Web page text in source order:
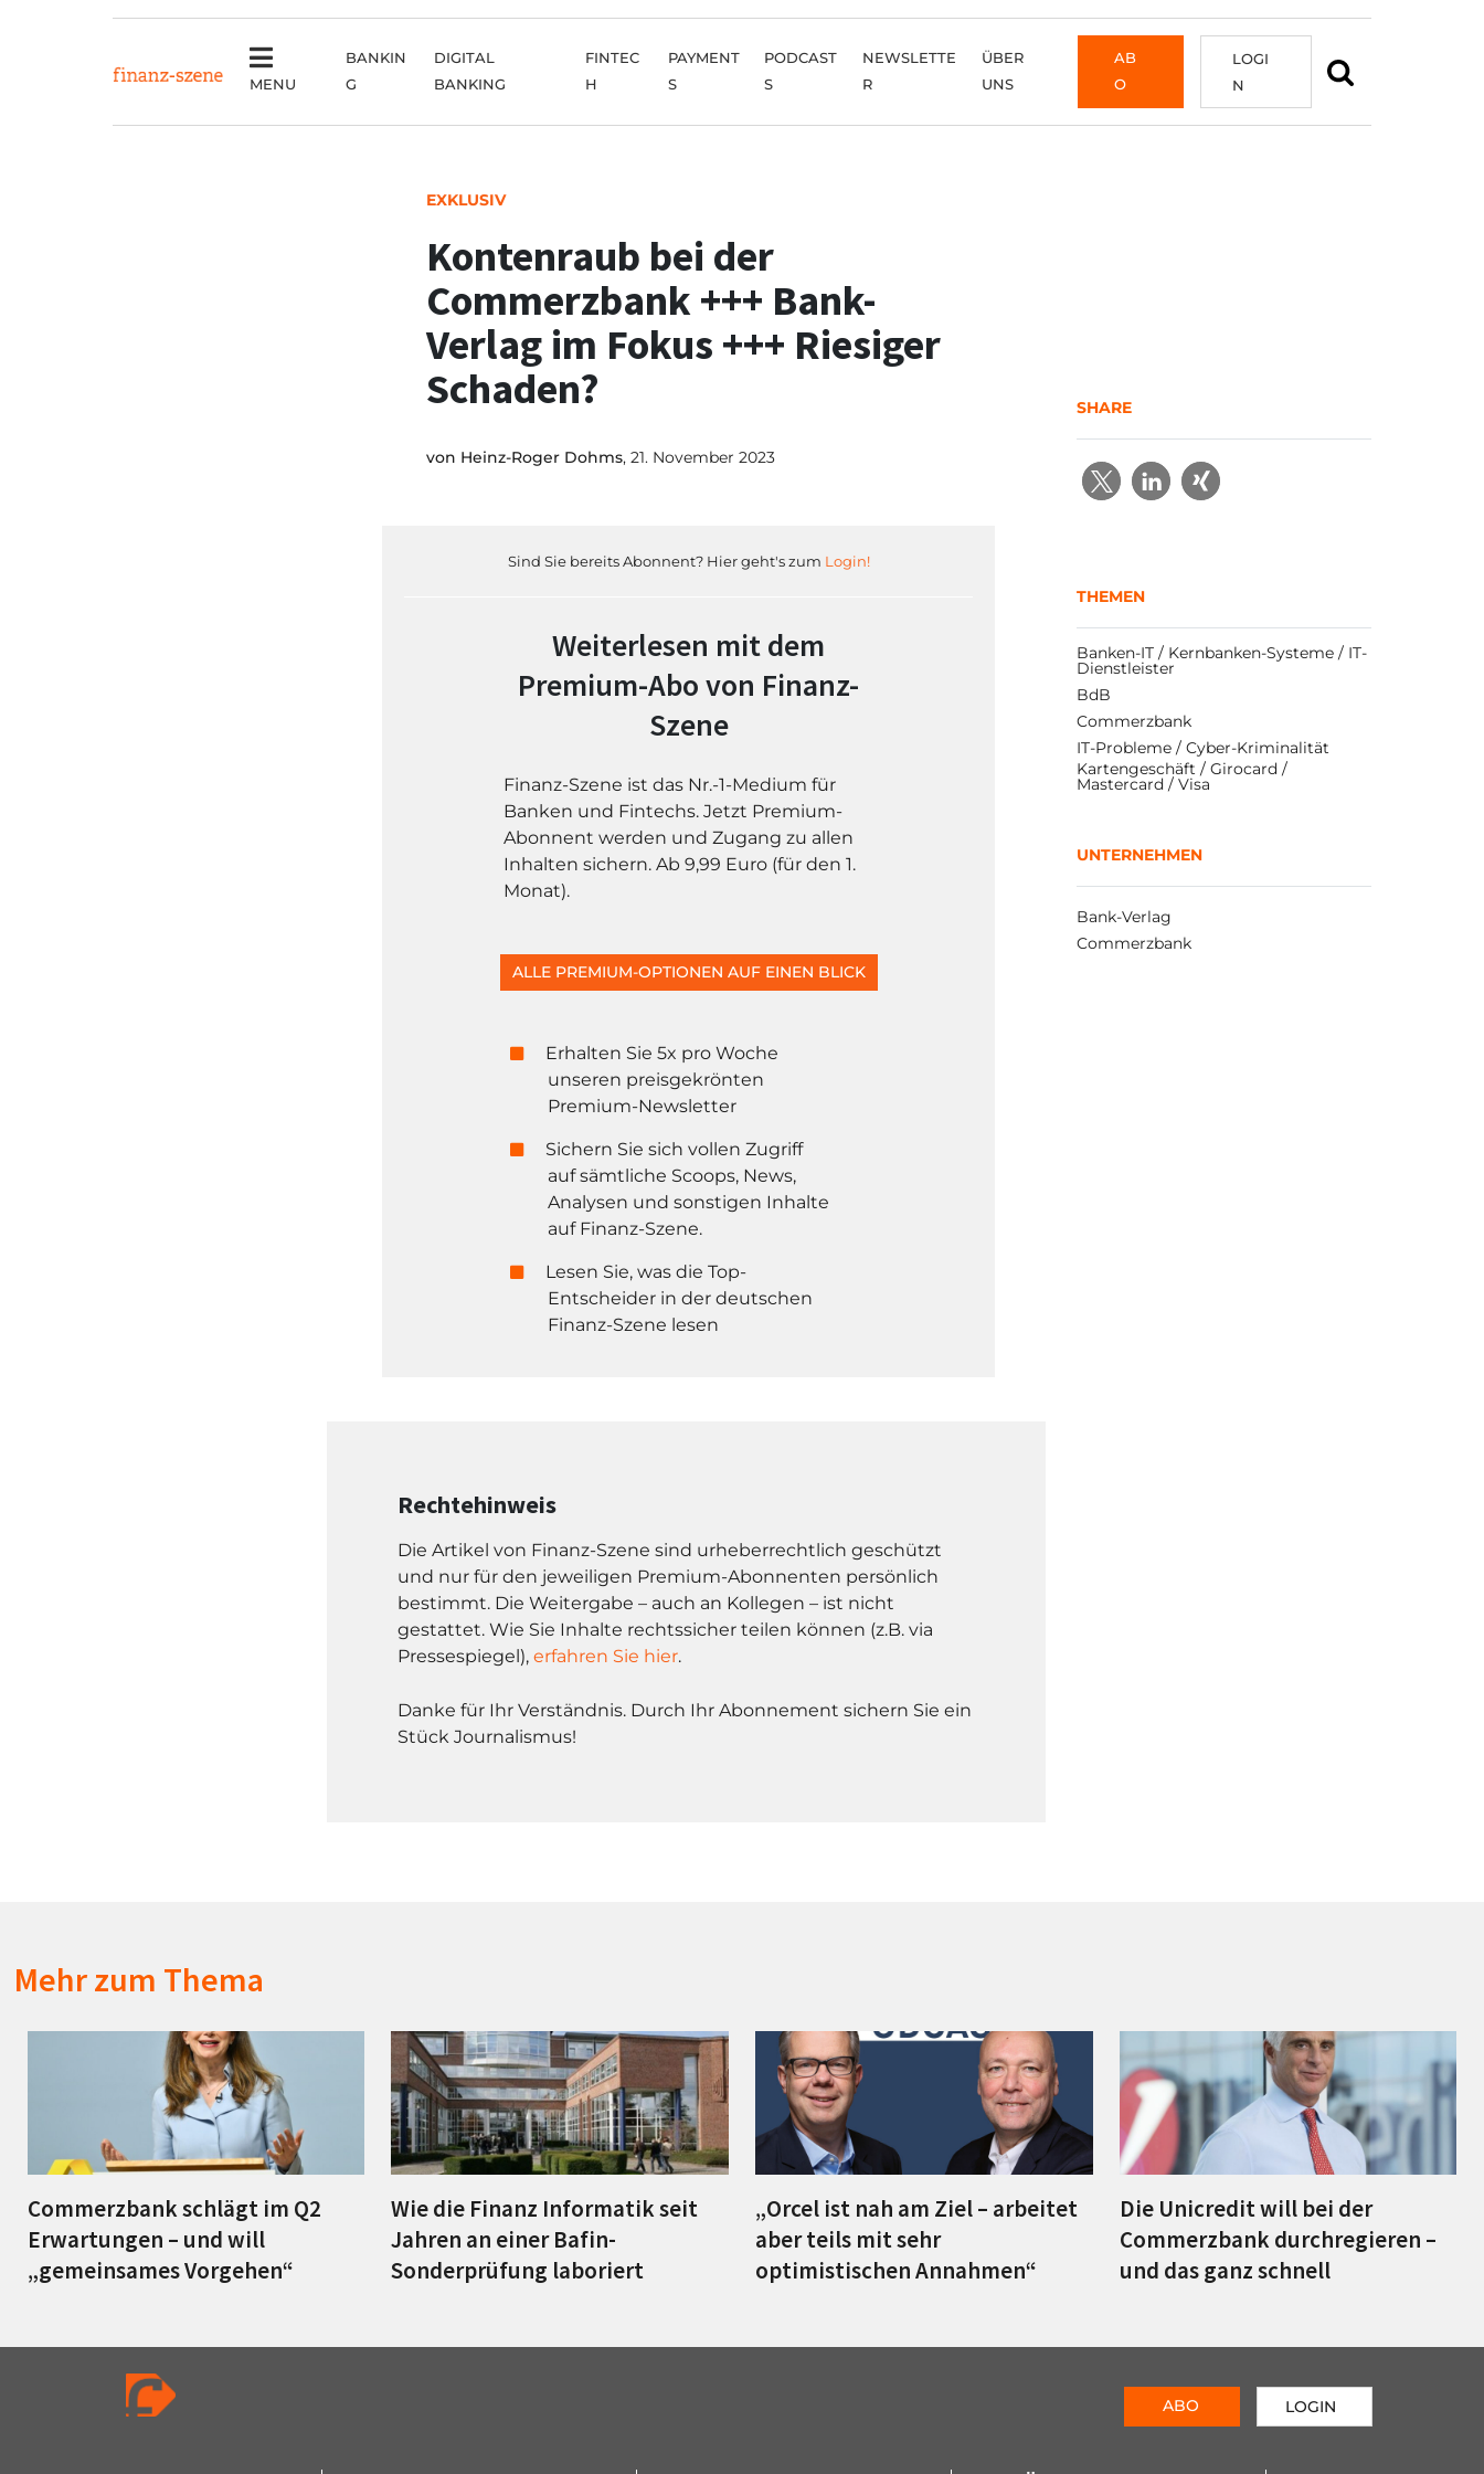
MENU
BANKIN
G
DIGITAL
BANKING
FINTEC
H
PAYMENT
S
PODCAST
S
NEWSLETTE
R
ÜBER
UNS
AB
O
LOGI
N
EXKLUSIV
Kontenraub bei der
Commerzbank +++ Bank-
Verlag im Fokus +++ Riesiger
Schaden?
von Heinz-Roger Dohms, 21. November 2023
Sind Sie bereits Abonnent? Hier geht's zum Login!
Weiterlesen mit dem
Premium-Abo von Finanz-
Szene
Finanz-Szene ist das Nr.-1-Medium für
Banken und Fintechs. Jetzt Premium-
Abonnent werden und Zugang zu allen
Inhalten sichern. Ab 9,99 Euro (für den 1.
Monat).
ALLE PREMIUM-OPTIONEN AUF EINEN BLICK
Erhalten Sie 5x pro Woche
unseren preisgekrönten
Premium-Newsletter
Sichern Sie sich vollen Zugriff
auf sämtliche Scoops, News,
Analysen und sonstigen Inhalte
auf Finanz-Szene.
Lesen Sie, was die Top-
Entscheider in der deutschen
Finanz-Szene lesen
Rechtehinweis
Die Artikel von Finanz-Szene sind urheberrechtlich geschützt
und nur für den jeweiligen Premium-Abonnenten persönlich
bestimmt. Die Weitergabe – auch an Kollegen – ist nicht
gestattet. Wie Sie Inhalte rechtssicher teilen können (z.B. via
Pressespiegel), erfahren Sie hier.
Danke für Ihr Verständnis. Durch Ihr Abonnement sichern Sie ein
Stück Journalismus!
SHARE
THEMEN
Banken-IT / Kernbanken-Systeme / IT-
Dienstleister
BdB
Commerzbank
IT-Probleme / Cyber-Kriminalität
Kartengeschäft / Girocard /
Mastercard / Visa
UNTERNEHMEN
Bank-Verlag
Commerzbank
Mehr zum Thema
Commerzbank schlägt im Q2
Erwartungen – und will
„gemeinsames Vorgehen“
Wie die Finanz Informatik seit
Jahren an einer Bafin-
Sonderprüfung laboriert
„Orcel ist nah am Ziel – arbeitet
aber teils mit sehr
optimistischen Annahmen“
Die Unicredit will bei der
Commerzbank durchregieren –
und das ganz schnell
ABO LOGIN